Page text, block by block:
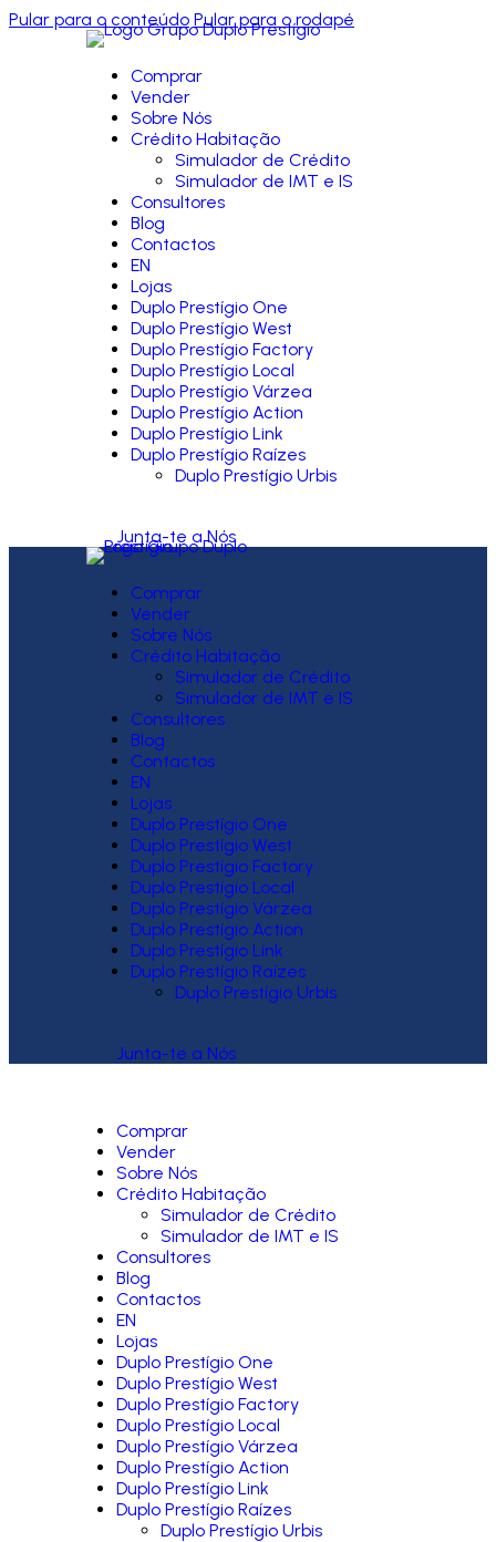
Pular para o conteúdo Pular para o rodapé
Comprar
Vender
Sobre Nós
Crédito Habitação
Simulador de Crédito
Simulador de IMT e IS
Consultores
Blog
Contactos
EN
Lojas
Duplo Prestígio One
Duplo Prestígio West
Duplo Prestígio Factory
Duplo Prestígio Local
Duplo Prestígio Várzea
Duplo Prestígio Action
Duplo Prestígio Link
Duplo Prestígio Raízes
Duplo Prestígio Urbis
Junta-te a Nós
Comprar
Vender
Sobre Nós
Crédito Habitação
Simulador de Crédito
Simulador de IMT e IS
Consultores
Blog
Contactos
EN
Lojas
Duplo Prestígio One
Duplo Prestígio West
Duplo Prestígio Factory
Duplo Prestígio Local
Duplo Prestígio Várzea
Duplo Prestígio Action
Duplo Prestígio Link
Duplo Prestígio Raízes
Duplo Prestígio Urbis
Junta-te a Nós
Comprar
Vender
Sobre Nós
Crédito Habitação
Simulador de Crédito
Simulador de IMT e IS
Consultores
Blog
Contactos
EN
Lojas
Duplo Prestígio One
Duplo Prestígio West
Duplo Prestígio Factory
Duplo Prestígio Local
Duplo Prestígio Várzea
Duplo Prestígio Action
Duplo Prestígio Link
Duplo Prestígio Raízes
Duplo Prestígio Urbis